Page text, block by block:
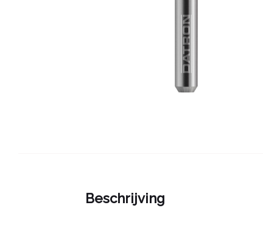
Beschrijving